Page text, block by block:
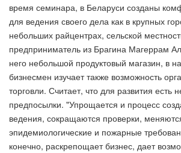
время семинара, в Беларуси созданы
для ведения своего дела как в крупных
небольших райцентрах, сельской
предприниматель из Брагина Магеррам
него небольшой продуктовый магазин, в
бизнесмен изучает также возможность
торговли. Считает, что для развития есть
предпосылки. "Упрощается и процесс
ведения, сокращаются проверки,
эпидемиологические и пожарные
конечно, раскрепощает бизнес, дает